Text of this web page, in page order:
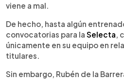
viene a mal.
De hecho, hasta algún
convocatorias para la Selecta ,
únicamente en su equipo en
titulares.
Sin embargo, Rubén de la